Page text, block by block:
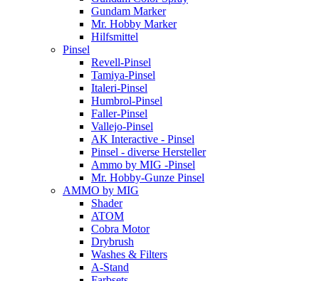
Gundam Marker
Mr. Hobby Marker
Hilfsmittel
Pinsel
Revell-Pinsel
Tamiya-Pinsel
Italeri-Pinsel
Humbrol-Pinsel
Faller-Pinsel
Vallejo-Pinsel
AK Interactive - Pinsel
Pinsel - diverse Hersteller
Ammo by MIG -Pinsel
Mr. Hobby-Gunze Pinsel
AMMO by MIG
Shader
ATOM
Cobra Motor
Drybrush
Washes & Filters
A-Stand